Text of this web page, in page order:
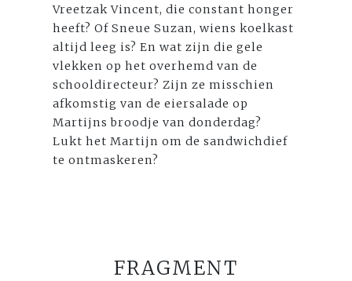
Vreetzak Vincent, die constant honger
heeft? Of Sneue Suzan, wiens koelkast
altijd leeg is? En wat zijn die gele
vlekken op het overhemd van de
schooldirecteur? Zijn ze misschien
afkomstig van de eiersalade op
Martijns broodje van donderdag?
Lukt het Martijn om de sandwichdief
te ontmaskeren?
FRAGMENT